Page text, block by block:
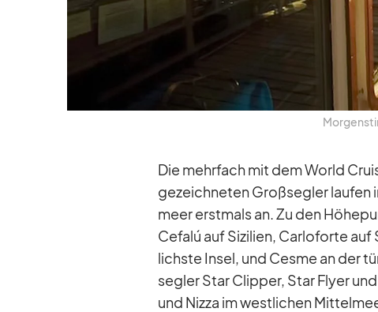
Die mehr­fach mit dem World
ge­zeich­ne­ten Groß­seg­ler
meer erst­mals an. Zu den
Ce­falú auf Si­zi­lien, Car­lo­forte
lichste In­sel, und Cesme an der
seg­ler Star Clip­per, Star Flyer
und Nizza im west­li­chen